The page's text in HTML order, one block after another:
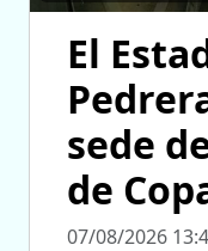
El
sede
de
07/08/2026